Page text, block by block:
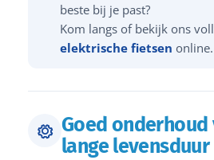
beste bij je past?
Kom langs of bekijk ons
elektrische fietsen online.
Goed onderhoud
lange levensduur